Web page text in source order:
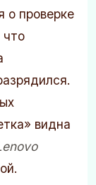
о проверке
что
видна